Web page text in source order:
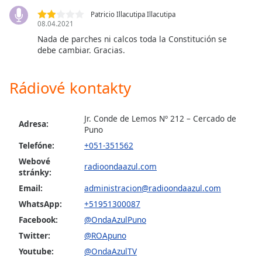
subtitles
off
,
selected
Picture-
in-
Fullscreen
modal
window.
Beginning
dialog
window.
Patricio Illacutipa Illacutipa
08.04.2021
Nada de parches ni calcos toda la Constitución se
debe cambiar. Gracias.
Rádiové kontakty
Adresa:
Jr. Conde de Lemos Nº 212 – Cercado de
Puno
Telefóne:
+051-351562
Webové
stránky:
radioondaazul.com
Email:
administracion@radioondaazul.com
WhatsApp:
+51951300087
Facebook:
@OndaAzulPuno
Twitter:
@ROApuno
Youtube:
@OndaAzulTV